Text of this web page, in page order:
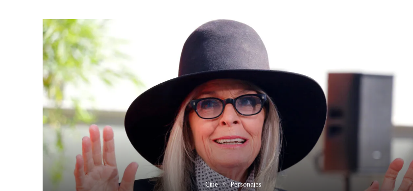
Cine Personajes